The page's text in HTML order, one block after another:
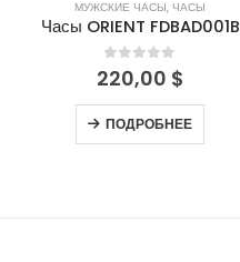
МУЖСКИЕ ЧАСЫ, ЧАСЫ
Часы ORIENT FDBAD001B
0out of 5
220,00 $
ПОДРОБНЕЕ